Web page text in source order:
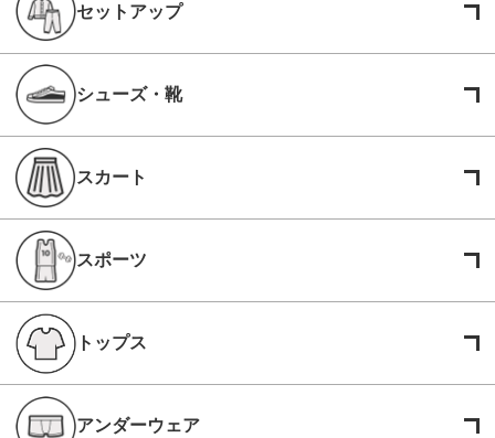
セットアップ
シューズ・靴
スカート
スポーツ
トップス
アンダーウェア